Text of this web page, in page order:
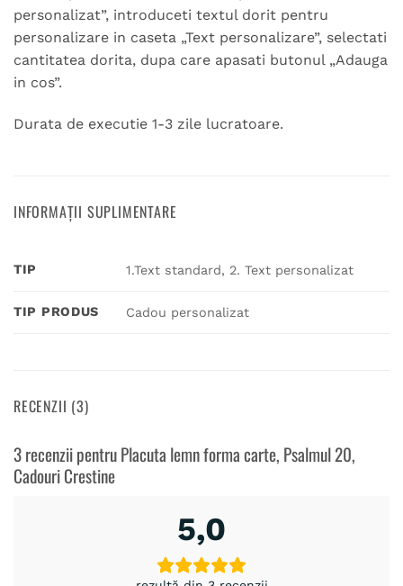
personalizat”, introduceti textul dorit pentru
personalizare in caseta „Text personalizare”, selectati
cantitatea dorita, dupa care apasati butonul „Adauga
in cos”.
Durata de executie 1-3 zile lucratoare.
INFORMAȚII SUPLIMENTARE
TIP 1.Text standard, 2. Text personalizat
TIP PRODUS Cadou personalizat
RECENZII (3)
3 recenzii pentruPlacuta lemn forma carte, Psalmul 20,
Cadouri Crestine
5,0